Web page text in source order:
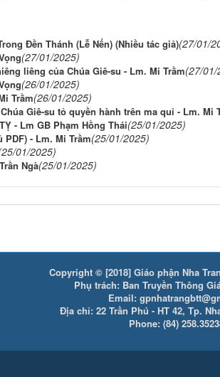
Đền Thánh (Lễ Nến) (Nhiều tác giả)(27/01/
(27/01/2025)
liêng của Chúa Giê-su - Lm. Mi Trầm(27/01/
(26/01/2025)
Trầm(26/01/2025)
Giê-su tỏ quyền hành trên ma quỉ - Lm. Mi
- Lm GB Phạm Hồng Thái(25/01/2025)
PDF) - Lm. Mi Trầm(25/01/2025)
01/2025)
Ngà(25/01/2025)
Copyright © [2018] Giáo phận Nha
Phụ trách: Ban Truyền Thông
Email:
Địa chỉ: 22 Trần Phú - HT 42, Tp.
Phone: (84)